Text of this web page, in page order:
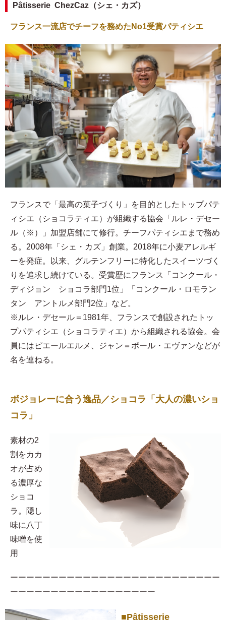
Pâtisserie ChezCaz（シェ・カズ）
フランス一流店でチーフを務めたNo1受賞パティシエ
フランスで「最高の菓子づくり」を目的としたトップパテ
ィシエ（ショコラティエ）が組織する協会「ルレ・デセー
ル（※）」加盟店舗にて修行。チーフパティシエまで務め
る。2008年「シェ・カズ」創業。2018年に小麦アレルギ
ーを発症。以来、グルテンフリーに特化したスイーツづく
りを追求し続けている。受賞歴にフランス「コンクール・
ディジョン ショコラ部門1位」「コンクール・ロモラン
タン アントルメ部門2位」など。
※ルレ・デセール＝1981年、フランスで創設されたトッ
プパティシエ（ショコラティエ）から組織される協会。会
員にはピエールエルメ、ジャン＝ポール・エヴァンなどが
名を連ねる。
ボジョレーに合う逸品／ショコラ「大人の濃いショ
コラ」
素材の2
割をカカ
オが占め
る濃厚な
ショコ
ラ。隠し
味に八丁
味噌を使
用​
ーーーーーーーーーーーーーーーーーーーーーーーーーー
ーーーーーーーーーーーーーーーーーー
■Pâtisserie